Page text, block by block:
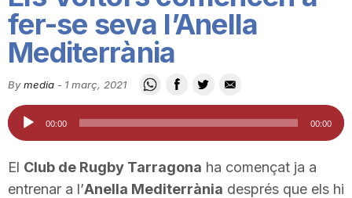
C
u
fer-se seva l’Anella
Mediterrània
By media - 1 març, 2021
Reproductor
d'àudio
00:00 00:00
El Club de Rugby Tarragona ha començat ja a
entrenar a l’Anella Mediterrània després que els hi